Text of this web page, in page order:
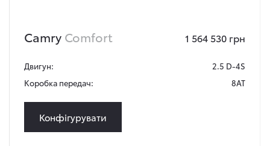
Camry Comfort 1 564 530 грн
Двигун:
2.5 D-4S
Коробка передач:
8AT
Конфігурувати